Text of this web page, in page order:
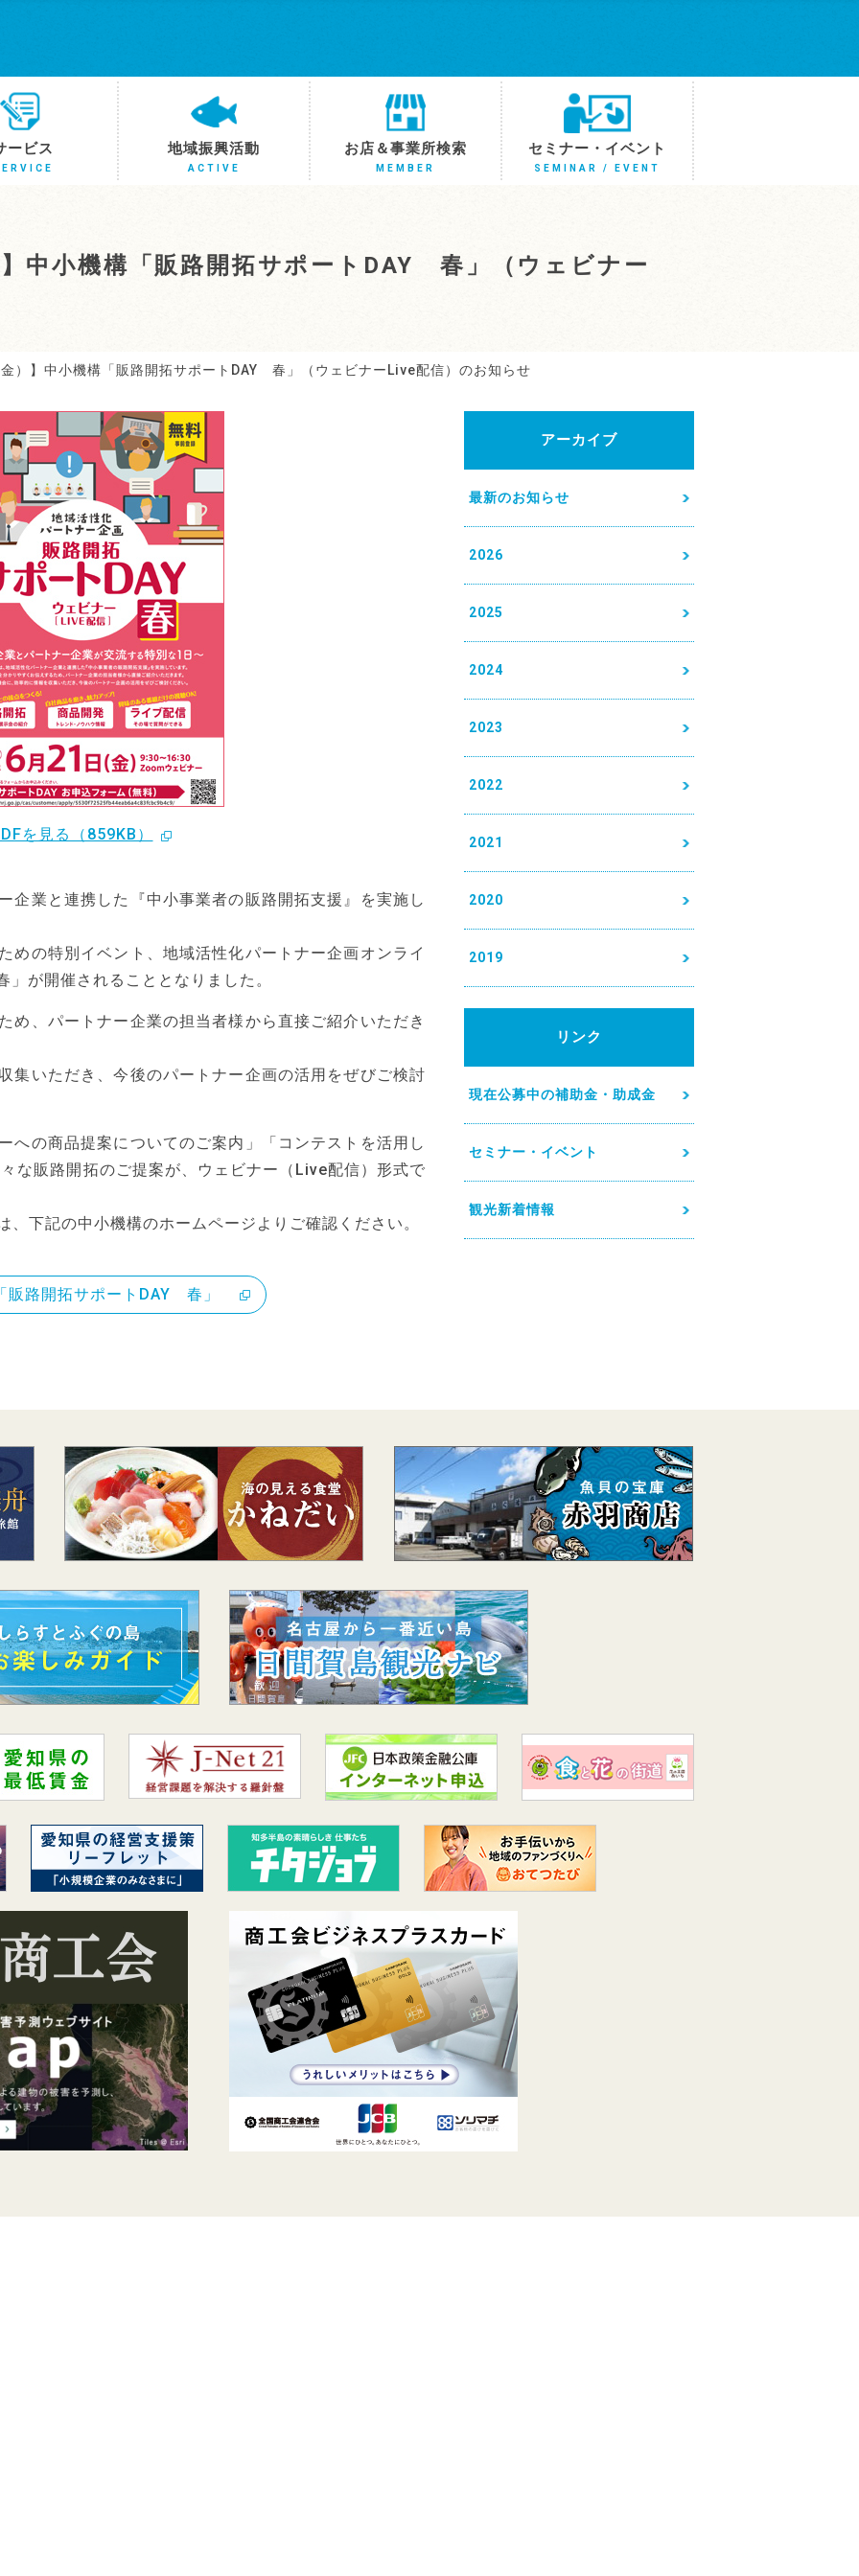
ービス 地域振興活動
ACTIVE
お店＆事業所検索
MEMBER
セミナー・イベント
SEMINAR / EVENT
中小機構「販路開拓サポートDAY 春」（ウェビナー
）】中小機構「販路開拓サポートDAY 春」（ウェビナーLive配信）のお知らせ
を見る（859KB）
企業と連携した『中小事業者の販路開拓支援』を実施し
めの特別イベント、地域活性化パートナー企画オンライ
が開催されることとなりました。
め、パートナー企業の担当者様から直接ご紹介いただき
集いただき、今後のパートナー企画の活用をぜびご検討
への商品提案についてのご案内」「コンテストを活用し
な販路開拓のご提案が、ウェビナー（Live配信）形式で
下記の中小機構のホームページよりご確認ください。
販路開拓サポートDAY 春」
アーカイブ
最新のお知らせ
2026
2025
2024
2023
2022
2021
2020
2019
リンク
現在公募中の補助金・助成金
セミナー・イベント
観光新着情報